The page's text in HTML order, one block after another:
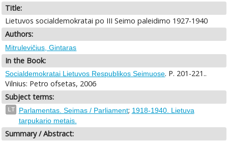
Title:
Lietuvos socialdemokratai po III Seimo paleidimo 1927-1940
Authors:
Mitrulevičius, Gintaras
In the Book:
Socialdemokratai Lietuvos Respublikos Seimuose. P. 201-221..
Vilnius: Petro ofsetas, 2006
Subject terms:
LT Parlamentas. Seimas / Parliament; 1918-1940. Lietuva
tarpukario metais.
Summary / Abstract: